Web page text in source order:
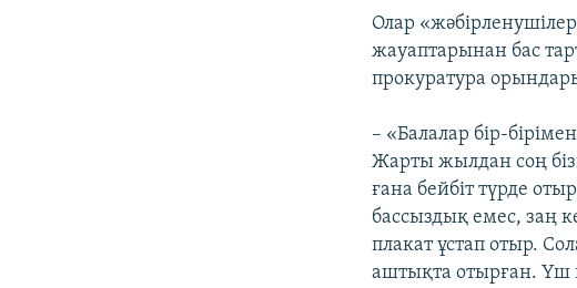
Олар
жауаптарынан бас
прокуратура орындары
– «Балалар бір-
Жарты жылдан соң
ғана бейбіт түрде
бассыздық емес, заң
плакат ұстап отыр.
аштықта отырған. Үш